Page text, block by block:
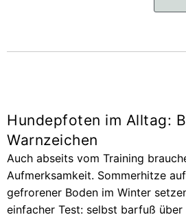
Hundepfoten im Alltag:
Warnzeichen
Auch abseits vom Training
Aufmerksamkeit. Sommerhitze
gefrorener Boden im Winter
einfacher Test: selbst barfuß über